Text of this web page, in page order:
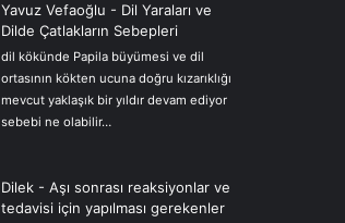
Yavuz Vefaoğlu - Dil Yaraları ve
Dilde Çatlakların Sebepleri
dil kökünde Papila büyümesi ve dil
ortasının kökten ucuna doğru kızarıklığı
mevcut yaklaşık bir yıldır devam ediyor
sebebi ne olabilir…
Dilek -Aşı sonrası reaksiyonlar ve
tedavisi için yapılması gerekenler